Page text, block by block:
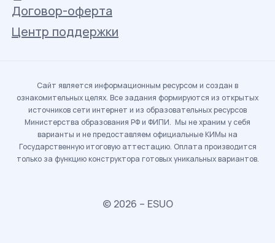
Договор-оферта
Центр поддержки
Сайт является информационным ресурсом и создан в
ознакомительных целях. Все задания формируются из открытых
источников сети интернет и из образовательных ресурсов
Министерства образования РФ и ФИПИ. Мы не храним у себя
варианты и не предоставляем официальные КИМы на
Государственную итоговую аттестацию. Оплата производится
только за функцию конструктора готовых уникальных вариантов.
© 2026 – ESUO